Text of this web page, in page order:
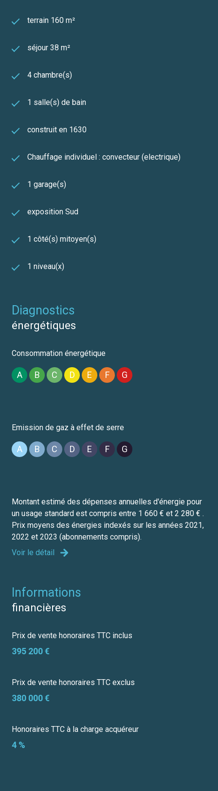
terrain 160 m²
séjour 38 m²
4 chambre(s)
1 salle(s) de bain
construit en 1630
Chauffage individuel : convecteur (electrique)
1 garage(s)
exposition Sud
1 côté(s) mitoyen(s)
1 niveau(x)
diagnostics
énergétiques
Consommation énergétique
A B C D E F G
Emission de gaz à effet de serre
A B C D E F G
Montant estimé des dépenses annuelles d'énergie pour
un usage standard est compris entre 1 660 € et 2 280 € .
Prix moyens des énergies indexés sur les années 2021,
2022 et 2023 (abonnements compris).
Voir le détail
informations
financières
Prix de vente honoraires TTC inclus
395 200 €
Prix de vente honoraires TTC exclus
380 000 €
Honoraires TTC à la charge acquéreur
4 %